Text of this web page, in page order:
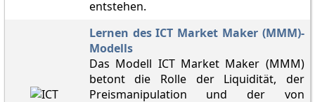
entstehen.
Lernen des ICT Market Maker (MMM)-
Modells
Das Modell ICT Market Maker (MMM)
betont die Rolle der Liquidität, der
Preismanipulation und der von